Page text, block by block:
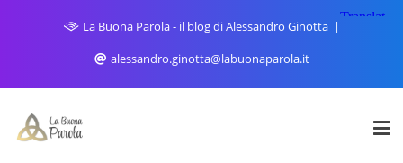
La Buona Parola - il blog di Alessandro Ginotta
alessandro.ginotta@labuonaparola.it